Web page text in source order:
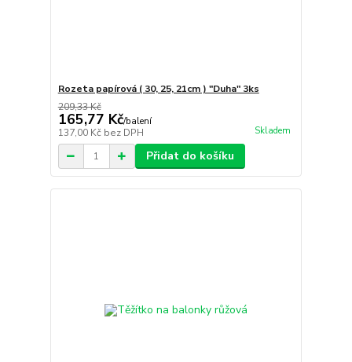
Rozeta papírová ( 30, 25, 21cm ) "Duha" 3ks
209,33 Kč
165,77 Kč/balení
137,00 Kč bez DPH Skladem
Přidat do košíku